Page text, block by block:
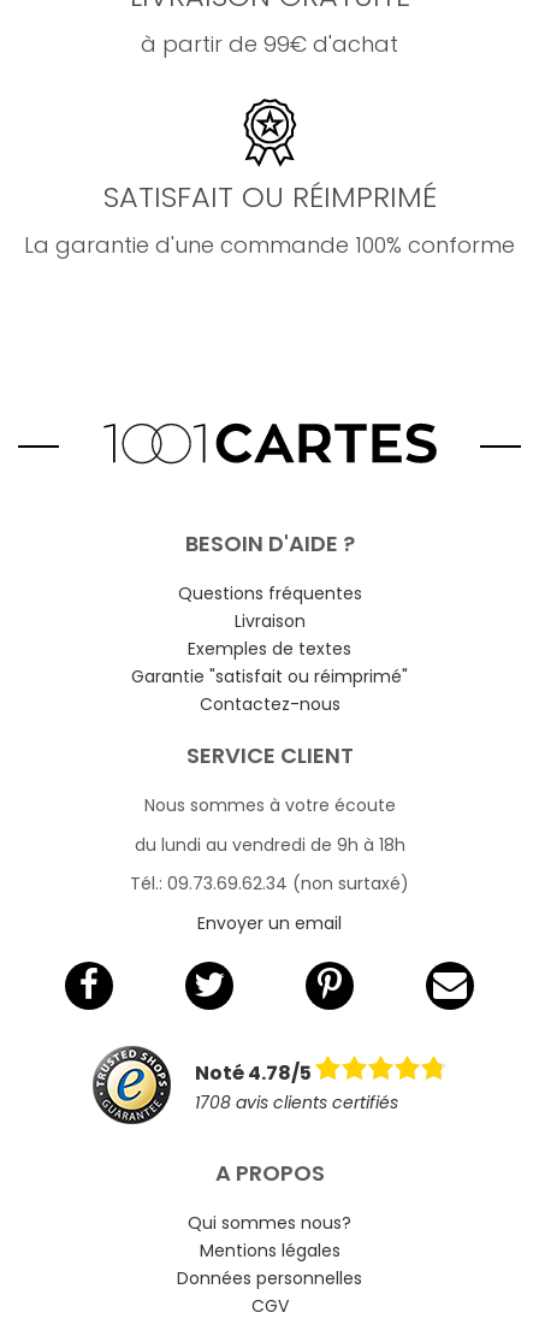
à partir de 99€ d'achat
SATISFAIT OU RÉIMPRIMÉ
La garantie d'une commande 100% conforme
BESOIN D'AIDE ?
Questions fréquentes
Livraison
Exemples de textes
Garantie "satisfait ou réimprimé"
Contactez-nous
SERVICE CLIENT
Nous sommes à votre écoute
du lundi au vendredi de 9h à 18h
Tél.: 09.73.69.62.34 (non surtaxé)
Envoyer un email
Noté 4.78/5
1708 avis clients certifiés
A PROPOS
Qui sommes nous?
Mentions légales
Données personnelles
CGV